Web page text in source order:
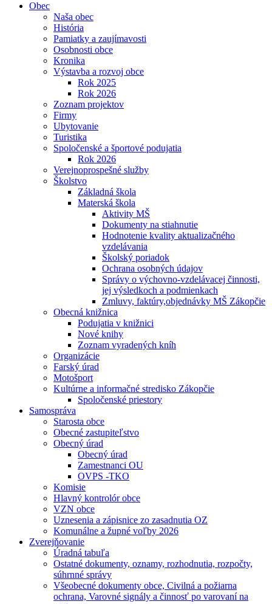
Obec
Naša obec
História
Pamiatky a zaujímavosti
Osobnosti obce
Kronika
Výstavba a rozvoj obce
Rok 2025
Rok 2026
Zoznam projektov
Firmy
Ubytovanie
Turistika
Spoločenské a športové podujatia
Rok 2026
Verejnoprospešné služby
Školstvo
Základná škola
Materská škola
Aktivity MŠ
Dokumenty na stiahnutie
Hodnotenie kvality aktualizačného
vzdelávania
Školský poriadok
Ochrana osobných údajov
Správy o výchovno-vzdelávacej činnosti,
jej výsledkoch a podmienkach
Zmluvy, faktúry,objednávky MŠ Zákopčie
Obecná knižnica
Podujatia v knižnici
Nové knihy
Zoznam vyradených kníh
Organizácie
Farský úrad
Motošport
Kultúrne a informačné stredisko Zákopčie
Spoločenské priestory
Samospráva
Starosta obce
Obecné zastupiteľstvo
Obecný úrad
Obecný úrad
Zamestnanci OU
OVPS -TKO
Komisie
Hlavný kontrolór obce
VZN obce
Uznesenia a zápisnice zo zasadnutia OZ
Komunálne a župné voľby 2026
Zverejňovanie
Úradná tabuľa
Ostatné dokumenty, oznamy, rozhodnutia, rozpočty,
súhrnné správy
Všeobecné dokumenty obce, Civilná a požiarna
ochrana, Varovné signály a činnosť po varovaní na